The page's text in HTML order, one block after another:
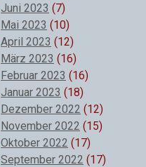
Juni 2023 (7)
Mai 2023 (10)
April 2023 (12)
März 2023 (16)
Februar 2023 (16)
Januar 2023 (18)
Dezember 2022 (12)
November 2022 (15)
Oktober 2022 (17)
September 2022 (17)